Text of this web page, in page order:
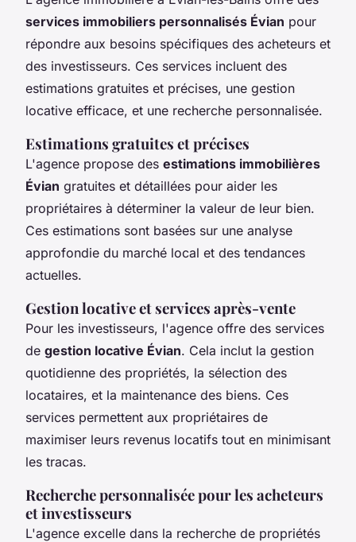
services immobiliers personnalisés Évian pour
répondre aux besoins spécifiques des acheteurs et
des investisseurs. Ces services incluent des
estimations gratuites et précises, une gestion
locative efficace, et une recherche personnalisée.
Estimations gratuites et précises
L'agence propose des estimations immobilières
Évian gratuites et détaillées pour aider les
propriétaires à déterminer la valeur de leur bien.
Ces estimations sont basées sur une analyse
approfondie du marché local et des tendances
actuelles.
Gestion locative et services après-vente
Pour les investisseurs, l'agence offre des services
de gestion locative Évian. Cela inclut la gestion
quotidienne des propriétés, la sélection des
locataires, et la maintenance des biens. Ces
services permettent aux propriétaires de
maximiser leurs revenus locatifs tout en minimisant
les tracas.
Recherche personnalisée pour les acheteurs
et investisseurs
L'agence excelle dans la recherche de propriétés